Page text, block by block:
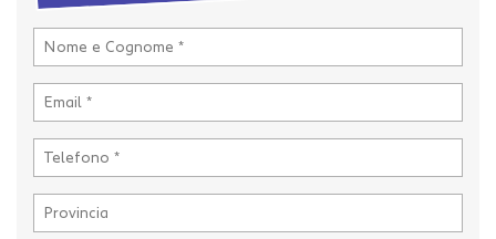
Cookie necessari